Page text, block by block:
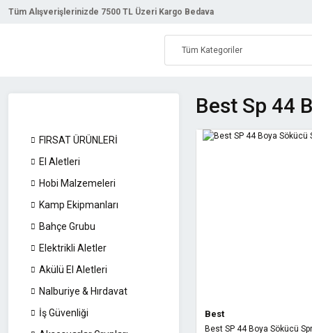
Tüm Alışverişlerinizde 7500 TL Üzeri Kargo Bedava
FIRSAT ÜRÜNLERİ
El Aletleri
Hobi Malzemeleri
Kamp Ekipmanları
Bahçe Grubu
Elektrikli Aletler
Akülü El Aletleri
Nalburiye & Hırdavat
İş Güvenliği
Best Sp 44
Best
Best SP 44 Boya Sökücü